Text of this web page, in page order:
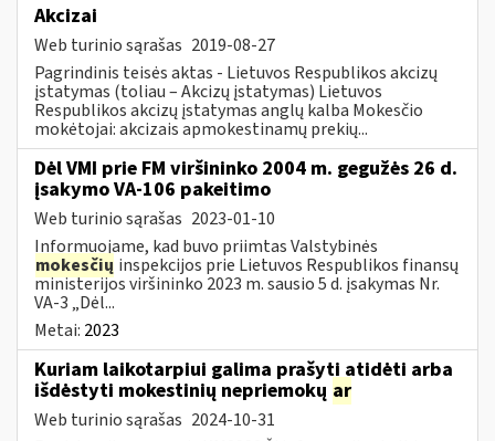
Akcizai
Web turinio sąrašas 2019-08-27
Pagrindinis teisės aktas - Lietuvos Respublikos akcizų
įstatymas (toliau – Akcizų įstatymas) Lietuvos
Respublikos akcizų įstatymas anglų kalba Mokesčio
mokėtojai: akcizais apmokestinamų prekių...
Dėl VMI prie FM viršininko 2004 m. gegužės 26 d.
įsakymo VA-106 pakeitimo
Web turinio sąrašas 2023-01-10
Informuojame, kad buvo priimtas Valstybinės
mokesčių inspekcijos prie Lietuvos Respublikos finansų
ministerijos viršininko 2023 m. sausio 5 d. įsakymas Nr.
VA-3 „Dėl...
Metai: 2023
Kuriam laikotarpiui galima prašyti atidėti arba
išdėstyti mokestinių nepriemokų ar
Web turinio sąrašas 2024-10-31